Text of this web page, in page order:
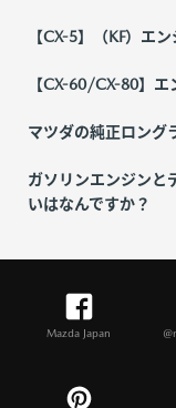
【CX-5】（KF）エ
【CX-60/CX-80】
マツダの純正ロング
ガソリンエンジンと
いはなんですか？
Mazda Japan